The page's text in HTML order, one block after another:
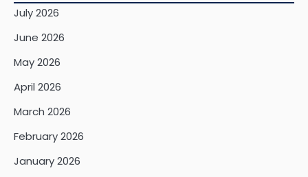
July 2026
June 2026
May 2026
April 2026
March 2026
February 2026
January 2026